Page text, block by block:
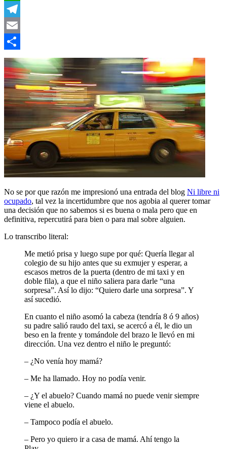
WhatsApp
Telegram
Email
Compartir
No se por que razón me impresionó una entrada del blog Ni libre ni
ocupado, tal vez la incertidumbre que nos agobia al querer tomar
una decisión que no sabemos si es buena o mala pero que en
definitiva, repercutirá para bien o para mal sobre alguien.
Lo transcribo literal:
Me metió prisa y luego supe por qué: Quería llegar al
colegio de su hijo antes que su exmujer y esperar, a
escasos metros de la puerta (dentro de mi taxi y en
doble fila), a que el niño saliera para darle “una
sorpresa”. Así lo dijo: “Quiero darle una sorpresa”. Y
así sucedió.
En cuanto el niño asomó la cabeza (tendría 8 ó 9 años)
su padre salió raudo del taxi, se acercó a él, le dio un
beso en la frente y tomándole del brazo le llevó en mi
dirección. Una vez dentro el niño le preguntó:
– ¿No venía hoy mamá?
– Me ha llamado. Hoy no podía venir.
– ¿Y el abuelo? Cuando mamá no puede venir siempre
viene el abuelo.
– Tampoco podía el abuelo.
– Pero yo quiero ir a casa de mamá. Ahí tengo la